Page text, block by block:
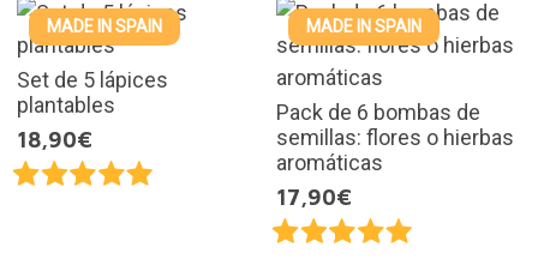
MADE IN SPAIN
Set de 5 lápices
plantables
18,90€
MADE IN SPAIN
Pack de 6 bombas de
semillas: flores o hierbas
aromáticas
17,90€